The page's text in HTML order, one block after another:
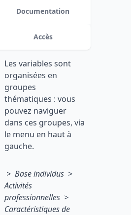
Documentation
Accès
Les variables sont
organisées en
groupes
thématiques : vous
pouvez naviguer
dans ces groupes, via
le menu en haut à
gauche.
> Base individus >
Activités
professionnelles >
Caractéristiques de